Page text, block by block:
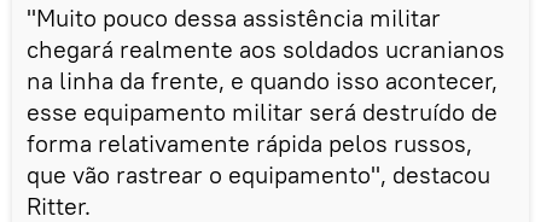
"Muito pouco dessa assistência militar
chegará realmente aos soldados ucranianos
na linha da frente, e quando isso acontecer,
esse equipamento militar será destruído de
forma relativamente rápida pelos russos,
que vão rastrear o equipamento", destacou
Ritter.